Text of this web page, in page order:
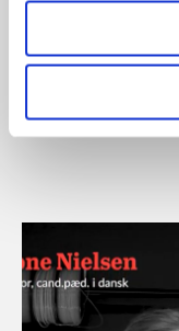
Af Lone Nielsen,
Download artiklen